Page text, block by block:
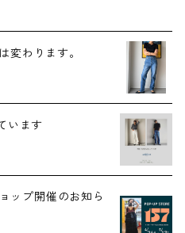
変わります。
います
ップ開催のお知ら